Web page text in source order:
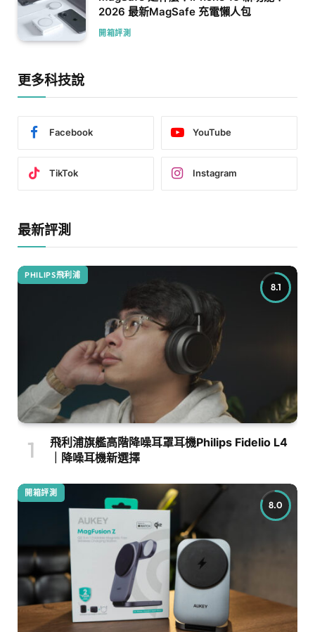
2026 最新MagSafe 充電懶人包
開箱評測
更多科技說
Facebook YouTube
TikTok Instagram
最新評測
8.1
PHILIPS飛利浦
飛利浦旗艦高階降噪耳罩耳機Philips Fidelio L4
｜降噪耳機新選擇
8.0
開箱評測